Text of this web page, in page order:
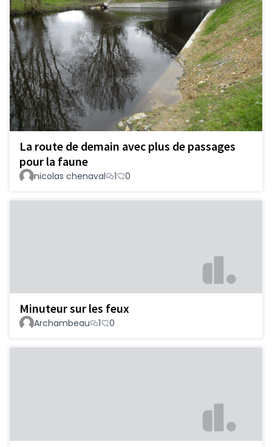
La route de demain avec plus de passages
pour la faune
nicolas chenaval 1 0
Minuteur sur les feux
Archambeau 1 0